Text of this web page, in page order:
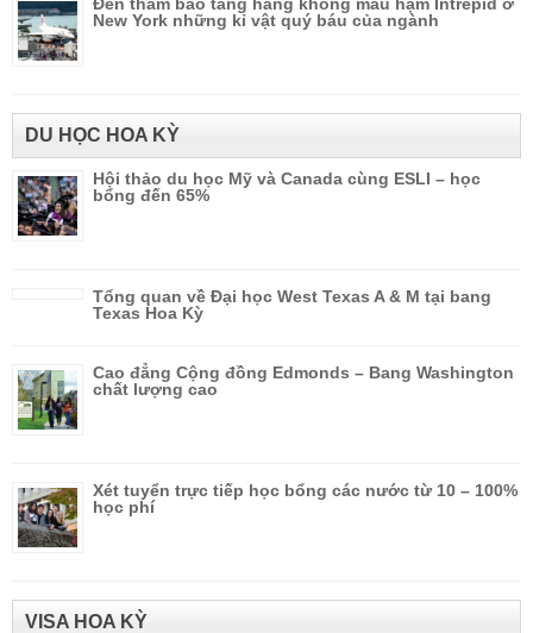
New York những kỉ vật quý báu của ngành
DU HỌC HOA KỲ
Hội thảo du học Mỹ và Canada cùng ESLI – học
bổng đến 65%
Tổng quan về Đại học West Texas A & M tại bang
Texas Hoa Kỳ
Cao đẳng Cộng đồng Edmonds – Bang Washington
chất lượng cao
Xét tuyển trực tiếp học bổng các nước từ 10 – 100%
học phí
VISA HOA KỲ